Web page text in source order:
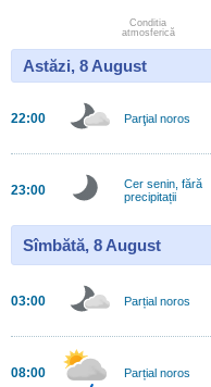
Conditia
atmosferică
Astăzi, 8 August
22:00 Parţial noros
23:00
Cer senin, fără
precipitații
Sîmbătă, 8 August
03:00 Parțial noros
08:00 Parțial noros